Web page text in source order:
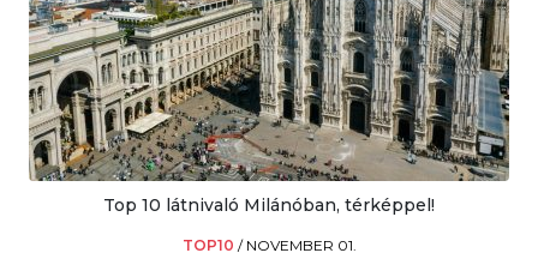
Top 10 látnivaló Milánóban, térképpel!
TOP10 / NOVEMBER 01.